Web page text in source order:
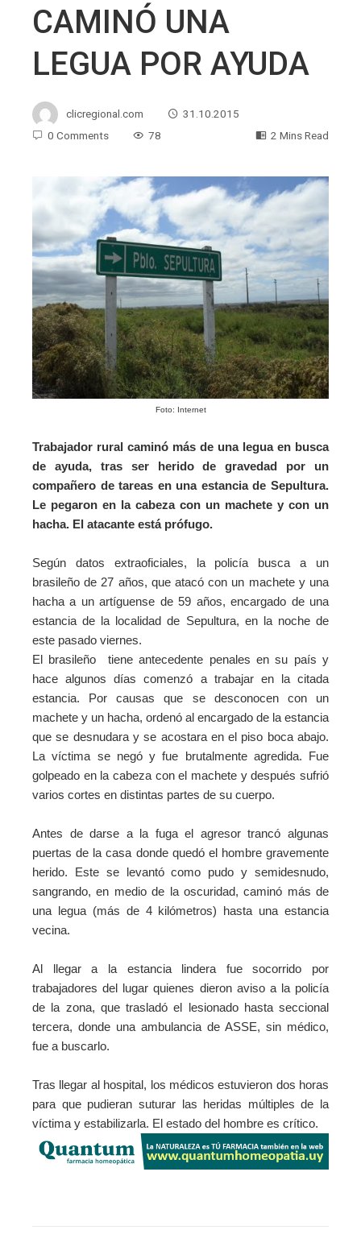
CAMINÓ UNA
LEGUA POR AYUDA
clicregional.com
31.10.2015
0 Comments
78 2 Mins Read
Foto: Internet
Trabajador rural caminó más de una legua en busca
de ayuda, tras ser herido de gravedad por un
compañero de tareas en una estancia de Sepultura.
Le pegaron en la cabeza con un machete y con un
hacha. El atacante está prófugo.
Según datos extraoficiales, la policía busca a un
brasileño de 27 años, que atacó con un machete y una
hacha a un artíguense de 59 años, encargado de una
estancia de la localidad de Sepultura, en la noche de
este pasado viernes.
El brasileño tiene antecedente penales en su país y
hace algunos días comenzó a trabajar en la citada
estancia. Por causas que se desconocen con un
machete y un hacha, ordenó al encargado de la estancia
que se desnudara y se acostara en el piso boca abajo.
La víctima se negó y fue brutalmente agredida. Fue
golpeado en la cabeza con el machete y después sufrió
varios cortes en distintas partes de su cuerpo.
Antes de darse a la fuga el agresor trancó algunas
puertas de la casa donde quedó el hombre gravemente
herido. Este se levantó como pudo y semidesnudo,
sangrando, en medio de la oscuridad, caminó más de
una legua (más de 4 kilómetros) hasta una estancia
vecina.
Al llegar a la estancia lindera fue socorrido por
trabajadores del lugar quienes dieron aviso a la policía
de la zona, que trasladó el lesionado hasta seccional
tercera, donde una ambulancia de ASSE, sin médico,
fue a buscarlo.
Tras llegar al hospital, los médicos estuvieron dos horas
para que pudieran suturar las heridas múltiples de la
víctima y estabilizarla. El estado del hombre es crítico.